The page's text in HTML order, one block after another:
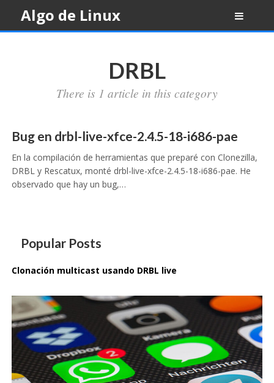
content
Algo de Linux
DRBL
There is 1 article in this category
Bug en drbl-live-xfce-2.4.5-18-i686-pae
En la compilación de herramientas que preparé con Clonezilla,
DRBL y Rescatux, monté drbl-live-xfce-2.4.5-18-i686-pae. He
observado que hay un bug,…
Popular Posts
Clonación multicast usando DRBL live